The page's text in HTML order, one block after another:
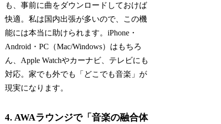
も、事前に曲をダウンロードしておけば
快適。私は国内出張が多いので、この機
能には本当に助けられます。iPhone・
Android・PC（Mac/Windows）はもちろ
ん、Apple Watchやカーナビ、テレビにも
対応。家でも外でも「どこでも音楽」が
現実になります。
4. AWAラウンジで「音楽の融合体